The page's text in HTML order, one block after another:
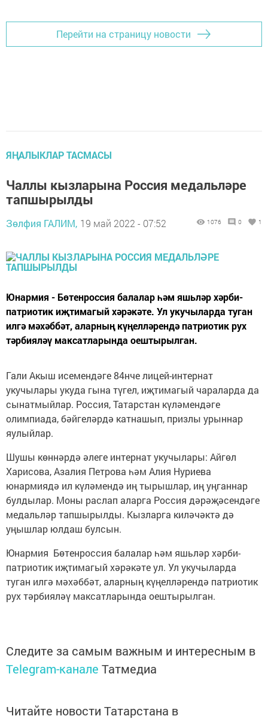
Перейти на страницу новости
ЯҢАЛЫКЛАР ТАСМАСЫ
Чаллы кызларына Россия медальләре
тапшырылды
Зөлфия ГАЛИМ, 19 май 2022 - 07:52 1076 0 1
Юнармия - Бөтенроссия балалар һәм яшьләр хәрби-
патриотик иҗтимагый хәрәкәте. Ул укучыларда туган
илгә мәхәббәт, аларның күңелләрендә патриотик рух
тәрбияләү максатларында оештырылган.
Гали Акыш исемендәге 84нче лицей-интернат
укучылары укуда гына түгел, иҗтимагый чараларда да
сынатмыйлар. Россия, Татарстан күләмендәге
олимпиада, бәйгеләрдә катнашып, призлы урыннар
яулыйлар.
Шушы көннәрдә әлеге интернат укучылары: Айгөл
Харисова, Азалия Петрова һәм Алия Нуриева
юнармиядә ил күләмендә иң тырышлар, иң уңганнар
булдылар. Моны раслап аларга Россия дәрәҗәсендәге
медальләр тапшырылды. Кызларга киләчәктә дә
уңышлар юлдаш булсын.
Юнармия Бөтенроссия балалар һәм яшьләр хәрби-
патриотик иҗтимагый хәрәкәте ул. Ул укучыларда
туган илгә мәхәббәт, аларның күңелләрендә патриотик
рух тәрбияләү максатларында оештырылган.
Следите за самым важным и интересным в
Telegram-канале Татмедиа
Читайте новости Татарстана в